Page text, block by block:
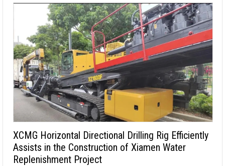
XCMG Horizontal Directional Drilling Rig Efficiently
Assists in the Construction of Xiamen Water
Replenishment Project